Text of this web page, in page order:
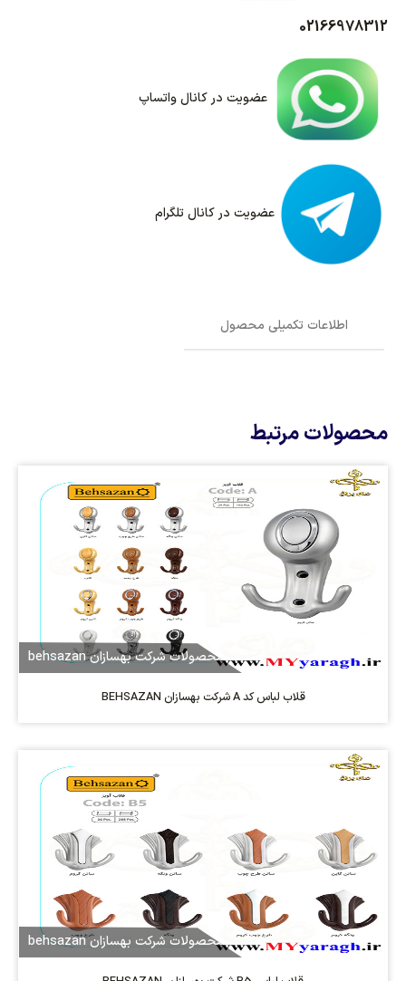
02166978312
عضویت در کانال واتساپ
عضویت در کانال تلگرام
اطلاعات تکمیلی محصول
محصولات مرتبط
محصولات شرکت بهسازان behsazan
قلاب لباس کد A شرکت بهسازان BEHSAZAN
محصولات شرکت بهسازان behsazan